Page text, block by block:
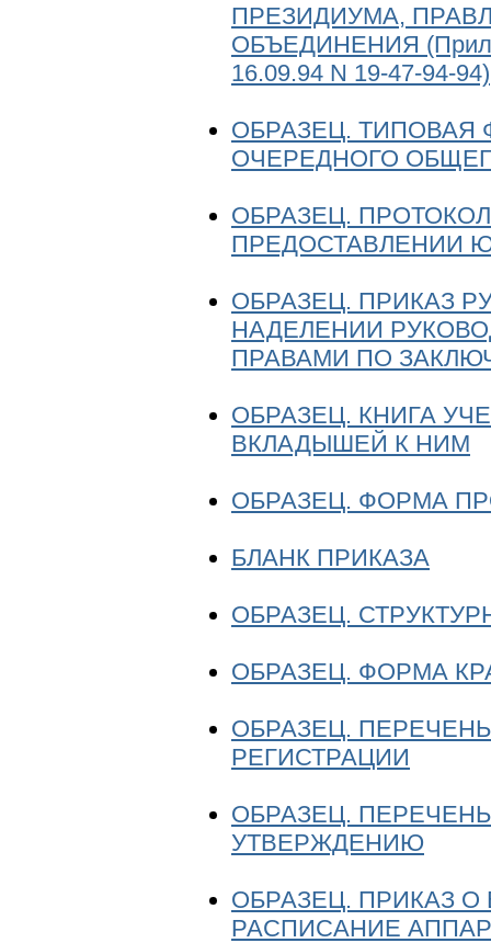
ПРЕЗИДИУМА,
ОБЪЕДИНЕНИЯ
16.09.94 N 19-47-94-94)
ОБРАЗЕЦ.
ОЧЕРЕДНОГО
ОБРАЗЕЦ.
ПРЕДОСТАВЛЕНИИ
ОБРАЗЕЦ. ПРИКАЗ
НАДЕЛЕНИИ
ПРАВАМИ ПО
ОБРАЗЕЦ. КНИГА
ВКЛАДЫШЕЙ К НИМ
ОБРАЗЕЦ. ФОРМА
БЛАНК ПРИКАЗА
ОБРАЗЕЦ.
ОБРАЗЕЦ. ФОРМА
ОБРАЗЕЦ.
РЕГИСТРАЦИИ
ОБРАЗЕЦ.
УТВЕРЖДЕНИЮ
ОБРАЗЕЦ. ПРИКАЗ
РАСПИСАНИЕ